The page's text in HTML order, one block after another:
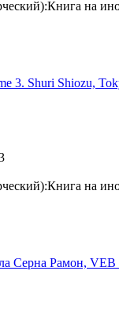
Книга на
3. Shuri Shiozu,
Книга на
Серна Рамон, VEB